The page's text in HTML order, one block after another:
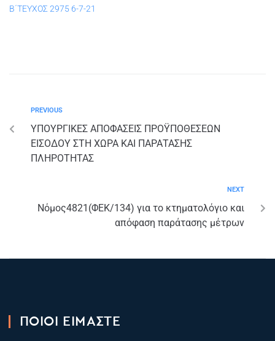
Β΄ΤΕΥΧΟΣ 2975 6-7-21
PREVIOUS
ΥΠΟΥΡΓΙΚΕΣ ΑΠΟΦΑΣΕΙΣ ΠΡΟΫΠΟΘΕΣΕΩΝ
ΕΙΣΟΔΟΥ ΣΤΗ ΧΩΡΑ ΚΑΙ ΠΑΡΑΤΑΣΗΣ
ΠΛΗΡΟΤΗΤΑΣ
NEXT
Νόμος4821(ΦΕΚ/134) για το κτηματολόγιο και
απόφαση παράτασης μέτρων
ΠΟΙΟΙ ΕΙΜΑΣΤΕ